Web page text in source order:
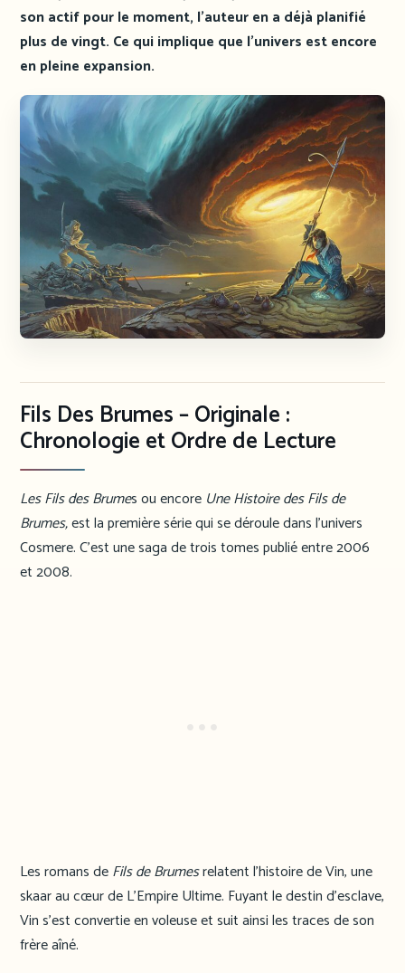
son actif pour le moment, l’auteur en a déjà planifié
plus de vingt. Ce qui implique que l’univers est encore
en pleine expansion.
Fils Des Brumes – Originale :
Chronologie et Ordre de Lecture
Les Fils des Brumes ou encore Une Histoire des Fils de
Brumes,est la première série qui se déroule dans l’univers
Cosmere. C’est une saga de trois tomes publié entre 2006
et 2008.
Les romans deFils de Brumesrelatent l’histoire de Vin, une
skaar au cœur de L’Empire Ultime. Fuyant le destin d’esclave,
Vin s’est convertie en voleuse et suit ainsi les traces de son
frère aîné.